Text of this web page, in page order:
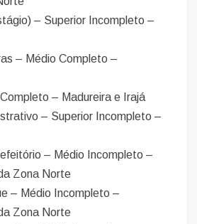
– Superior Incompleto –
– Médio Completo –
– Madureira e Irajá
– Superior Incompleto –
– Médio Incompleto –
Zona Norte
– Médio Incompleto –
Zona Norte